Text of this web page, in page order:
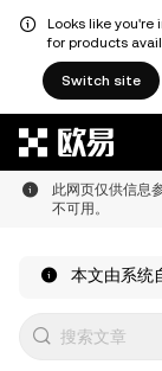
Looks like you're
for products
Switch site
此网页仅供信息
不可用。
本文由系统